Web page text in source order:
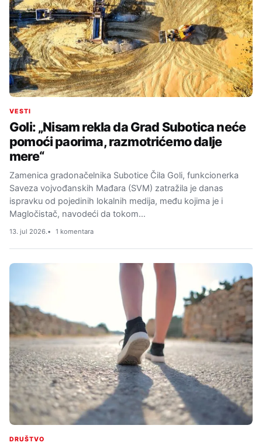
VESTI
Goli: „Nisam rekla da Grad Subotica neće
pomoći paorima, razmotrićemo dalje
mere“
Zamenica gradonačelnika Subotice Čila Goli, funkcionerka
Saveza vojvođanskih Mađara (SVM) zatražila je danas
ispravku od pojedinih lokalnih medija, među kojima je i
Magločistač, navodeći da tokom…
13. jul 2026. 1 komentara
DRUŠTVO